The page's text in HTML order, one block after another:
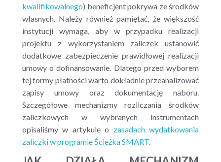
kwalifikowalnego) beneficjent pokrywa ze środków
własnych. Należy również pamiętać, że większość
instytucji wymaga, aby w przypadku realizacji
projektu z wykorzystaniem zaliczek ustanowić
dodatkowe zabezpieczenie prawidłowej realizacji
umowy o dofinansowanie. Dlatego przed wyborem
tej formy płatności warto dokładnie przeanalizować
zapisy umowy oraz dokumentację naboru.
Szczegółowe mechanizmy rozliczania środków
zaliczkowych w wybranych instrumentach
opisaliśmy w artykule o zasadach wydatkowania
zaliczki w programie Ścieżka SMART.